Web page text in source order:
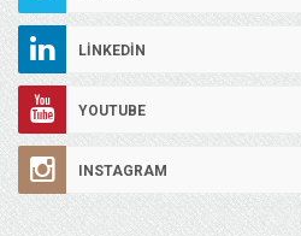
LINKEDIN
YOUTUBE
INSTAGRAM